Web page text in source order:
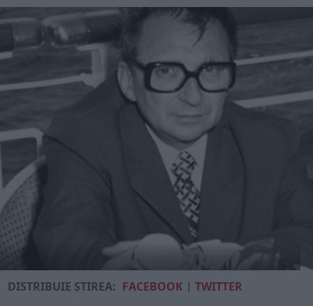
DISTRIBUIE ȘTIREA: FACEBOOK |TWITTER